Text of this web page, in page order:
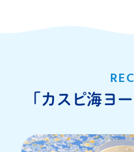
「カスピ海ヨ